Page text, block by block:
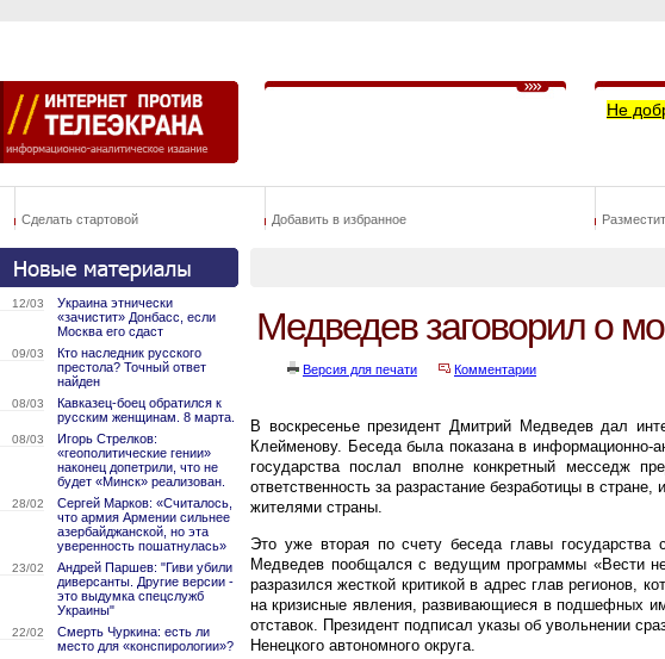
Не
Сделать стартовой Добавить в избранное
12/03
Украина этнически
«зачистит» Донбасс, если
Москва его сдаст
09/03
Кто наследник русского
престола? Точный ответ
найден
08/03
Кавказец-боец обратился к
русским женщинам. 8 марта.
08/03
Игорь Стрелков:
«геополитические гении»
наконец допетрили, что не
будет «Минск» реализован.
28/02
Сергей Марков: «Считалось,
что армия Армении сильнее
азербайджанской, но эта
уверенность пошатнулась»
23/02
Андрей Паршев: "Гиви убили
диверсанты. Другие версии -
это выдумка спецслужб
Украины"
22/02
Смерть Чуркина: есть ли
место для «конспирологии»?
Медведев заговорил о
Версия для печати Комментарии
В воскресенье президент Дмитрий Медведев дал
Клейменову. Беседа была показана в информационно-
государства послал вполне конкретный месседж
ответственность за разрастание безработицы в
жителями страны.
Это уже вторая по счету беседа главы
Медведев пообщался с ведущим программы «Вести
разразился жесткой критикой в адрес глав регионов,
на кризисные явления, развивающиеся в подшефных
отставок. Президент подписал указы об увольнении
Ненецкого автономного округа.